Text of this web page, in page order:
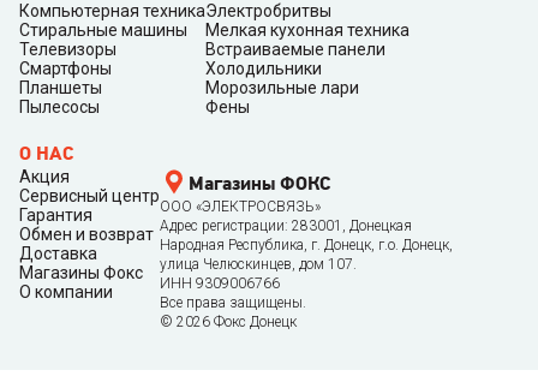
Компьютерная техника
Стиральные машины
Телевизоры
Смартфоны
Планшеты
Пылесосы
Электробритвы
Мелкая кухонная техника
Встраиваемые панели
Холодильники
Морозильные лари
Фены
О НАС
Акция
Сервисный центр
Гарантия
Обмен и возврат
Доставка
Магазины Фокс
О компании
Магазины ФОКС
ООО «ЭЛЕКТРОСВЯЗЬ»
Адрес регистрации: 283001, Донецкая
Народная Республика, г. Донецк, г.о. Донецк,
улица Челюскинцев, дом 107.
ИНН 9309006766
Все права защищены.
© 2026 Фокс Донецк